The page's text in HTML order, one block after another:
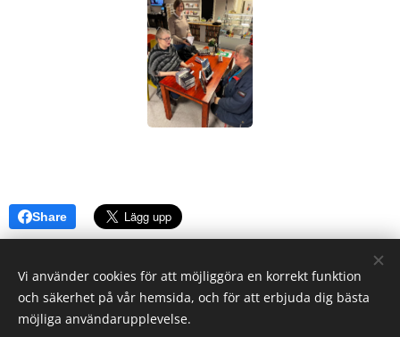
Share
Hemsida och webshop för Böcker
Vi använder cookies för att möjliggöra en korrekt funktion
och säkerhet på vår hemsida, och för att erbjuda dig bästa
möjliga användarupplevelse.